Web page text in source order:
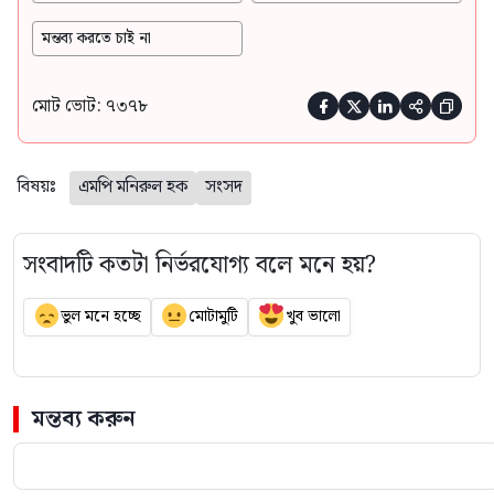
মন্তব্য করতে চাই না
মোট ভোট: ৭৩৭৮     
বিষয়ঃ এমপি মনিরুল হক সংসদ
সংবাদটি কতটা নির্ভরযোগ্য বলে মনে হয়?
ভুল মনে হচ্ছে মোটামুটি খুব ভালো
মন্তব্য করুন